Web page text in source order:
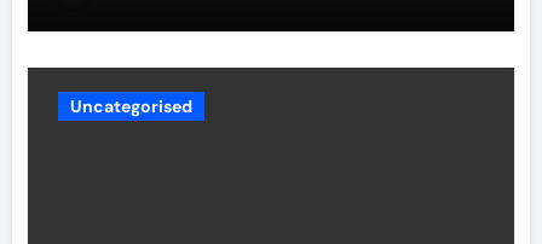
Uncategorised